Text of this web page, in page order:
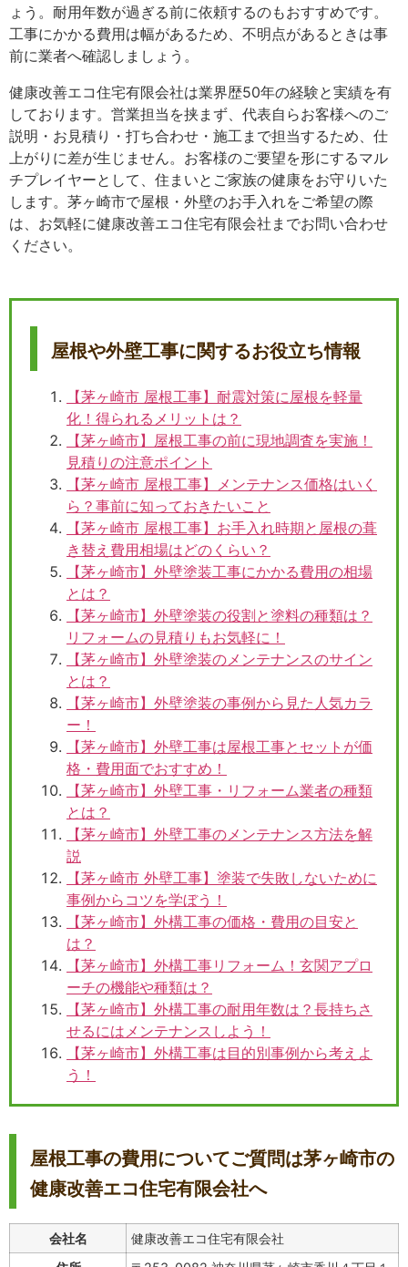
ょう。耐用年数が過ぎる前に依頼するのもおすすめです。
工事にかかる費用は幅があるため、不明点があるときは事
前に業者へ確認しましょう。
健康改善エコ住宅有限会社は業界歴50年の経験と実績を有
しております。営業担当を挟まず、代表自らお客様へのご
説明・お見積り・打ち合わせ・施工まで担当するため、仕
上がりに差が生じません。お客様のご要望を形にするマル
チプレイヤーとして、住まいとご家族の健康をお守りいた
します。茅ヶ崎市で屋根・外壁のお手入れをご希望の際
は、お気軽に健康改善エコ住宅有限会社までお問い合わせ
ください。
屋根や外壁工事に関するお役立ち情報
【茅ヶ崎市 屋根工事】耐震対策に屋根を軽量
化！得られるメリットは？
【茅ヶ崎市】屋根工事の前に現地調査を実施！
見積りの注意ポイント
【茅ヶ崎市 屋根工事】メンテナンス価格はいく
ら？事前に知っておきたいこと
【茅ヶ崎市 屋根工事】お手入れ時期と屋根の葺
き替え費用相場はどのくらい？
【茅ヶ崎市】外壁塗装工事にかかる費用の相場
とは？
【茅ヶ崎市】外壁塗装の役割と塗料の種類は？
リフォームの見積りもお気軽に！
【茅ヶ崎市】外壁塗装のメンテナンスのサイン
とは？
【茅ヶ崎市】外壁塗装の事例から見た人気カラ
ー！
【茅ヶ崎市】外壁工事は屋根工事とセットが価
格・費用面でおすすめ！
【茅ヶ崎市】外壁工事・リフォーム業者の種類
とは？
【茅ヶ崎市】外壁工事のメンテナンス方法を解
説
【茅ヶ崎市 外壁工事】塗装で失敗しないために
事例からコツを学ぼう！
【茅ヶ崎市】外構工事の価格・費用の目安と
は？
【茅ヶ崎市】外構工事リフォーム！玄関アプロ
ーチの機能や種類は？
【茅ヶ崎市】外構工事の耐用年数は？長持ちさ
せるにはメンテナンスしよう！
【茅ヶ崎市】外構工事は目的別事例から考えよ
う！
屋根工事の費用についてご質問は茅ヶ崎市の
健康改善エコ住宅有限会社へ
会社名
健康改善エコ住宅有限会社